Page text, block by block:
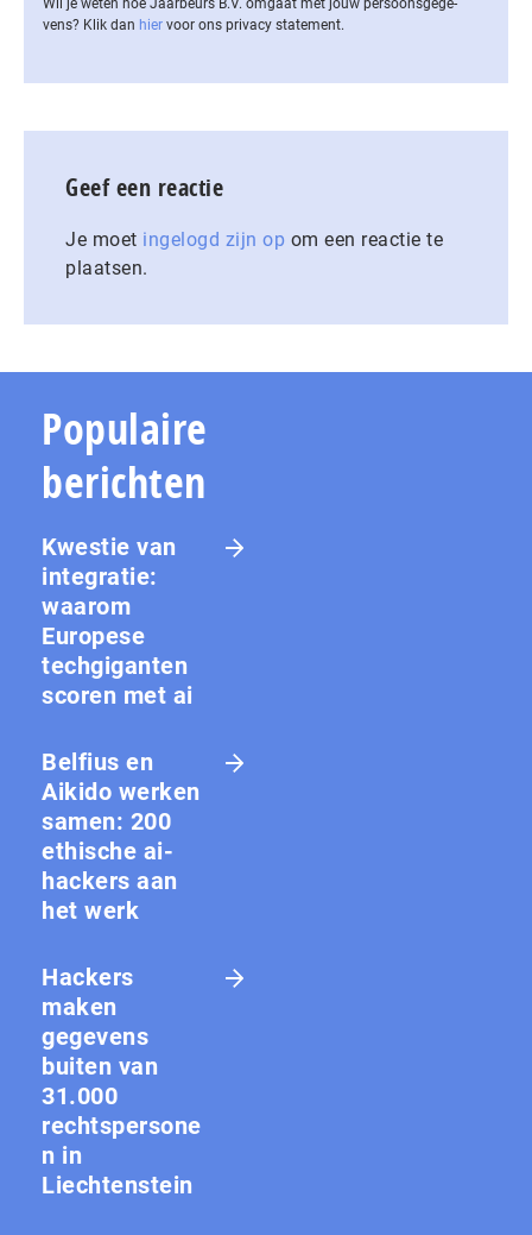
vens? Klik dan hier voor ons privacy statement.
Geef een reactie
Je moet ingelogd zijn op om een reactie te
plaatsen.
Populaire
berichten
Kwestie van
integratie:
waarom
Europese
techgiganten
scoren met ai
Belfius en
Aikido werken
samen: 200
ethische ai-
hackers aan
het werk
Hackers
maken
gegevens
buiten van
31.000
rechtspersone
n in
Liechtenstein